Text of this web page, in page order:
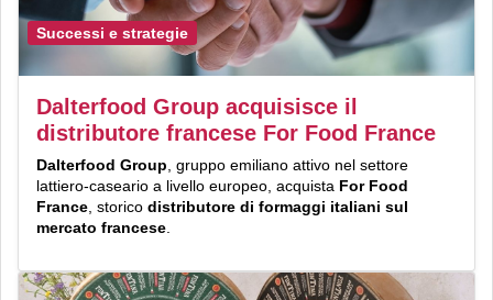
Successi e strategie
Dalterfood Group acquisisce il
distributore francese For Food France
Dalterfood Group, gruppo emiliano attivo nel settore
lattiero-caseario a livello europeo, acquista For Food
France, storico distributore di formaggi italiani sul
mercato francese.